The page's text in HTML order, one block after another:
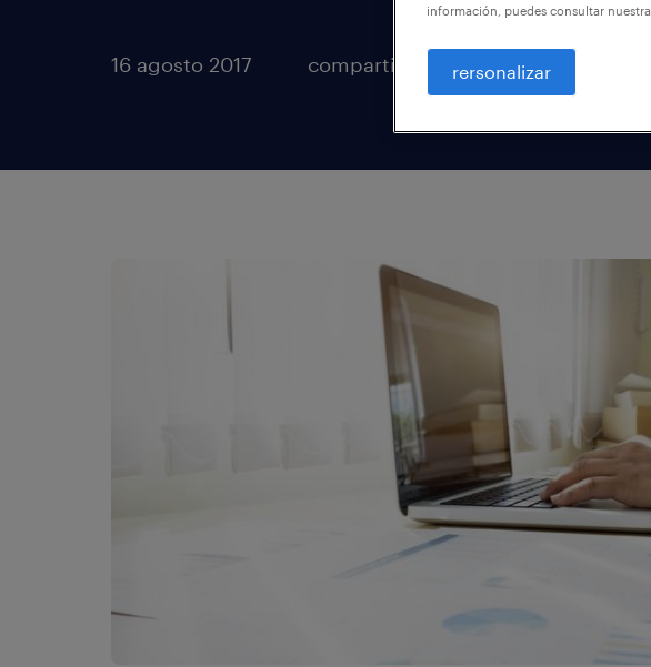
16 agosto 2017 compartir artículos
información, puedes consultar nuestra
rersonalizar